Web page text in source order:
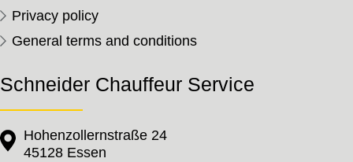
Privacy policy
General terms and conditions
Schneider Chauffeur Service
Hohenzollernstraße 24
45128 Essen